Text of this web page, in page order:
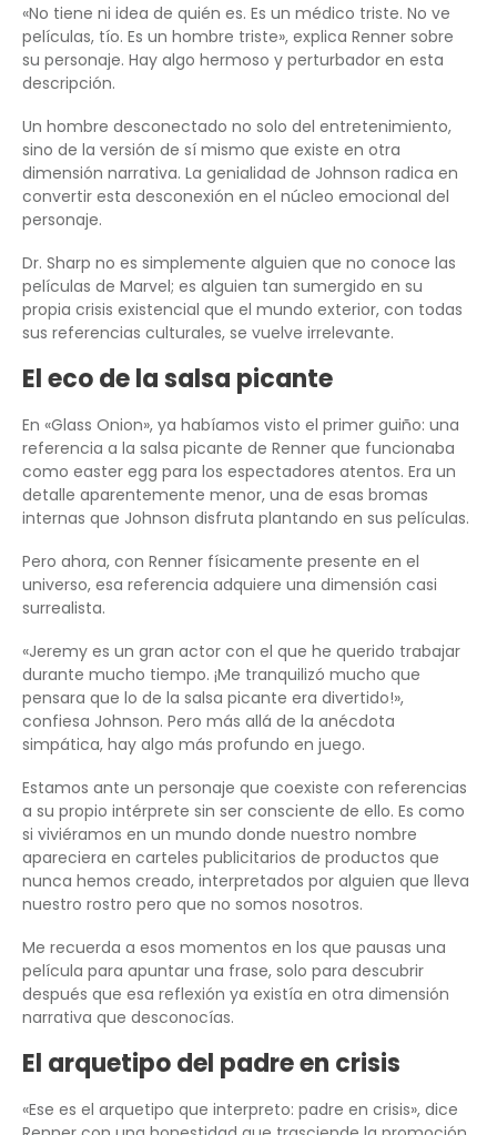
«No tiene ni idea de quién es. Es un médico triste. No ve
películas, tío. Es un hombre triste», explica Renner sobre
su personaje. Hay algo hermoso y perturbador en esta
descripción.
Un hombre desconectado no solo del entretenimiento,
sino de la versión de sí mismo que existe en otra
dimensión narrativa. La genialidad de Johnson radica en
convertir esta desconexión en el núcleo emocional del
personaje.
Dr. Sharp no es simplemente alguien que no conoce las
películas de Marvel; es alguien tan sumergido en su
propia crisis existencial que el mundo exterior, con todas
sus referencias culturales, se vuelve irrelevante.
El eco de la salsa picante
En «Glass Onion», ya habíamos visto el primer guiño: una
referencia a la salsa picante de Renner que funcionaba
como easter egg para los espectadores atentos. Era un
detalle aparentemente menor, una de esas bromas
internas que Johnson disfruta plantando en sus películas.
Pero ahora, con Renner físicamente presente en el
universo, esa referencia adquiere una dimensión casi
surrealista.
«Jeremy es un gran actor con el que he querido trabajar
durante mucho tiempo. ¡Me tranquilizó mucho que
pensara que lo de la salsa picante era divertido!»,
confiesa Johnson. Pero más allá de la anécdota
simpática, hay algo más profundo en juego.
Estamos ante un personaje que coexiste con referencias
a su propio intérprete sin ser consciente de ello. Es como
si viviéramos en un mundo donde nuestro nombre
apareciera en carteles publicitarios de productos que
nunca hemos creado, interpretados por alguien que lleva
nuestro rostro pero que no somos nosotros.
Me recuerda a esos momentos en los que pausas una
película para apuntar una frase, solo para descubrir
después que esa reflexión ya existía en otra dimensión
narrativa que desconocías.
El arquetipo del padre en crisis
«Ese es el arquetipo que interpreto: padre en crisis», dice